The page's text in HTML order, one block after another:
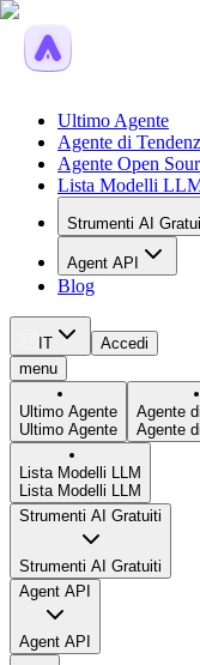
Ultimo Agente
Agente di
Agente Open
Lista Modelli
Strumenti AI
Agent API
Blog
IT
Accedi
menu
Ultimo Agente
Ultimo Agente
Agente
Agente
Lista Modelli LLM
Lista Modelli LLM
Strumenti AI Gratuiti
Strumenti AI Gratuiti
Agent API
Agent API